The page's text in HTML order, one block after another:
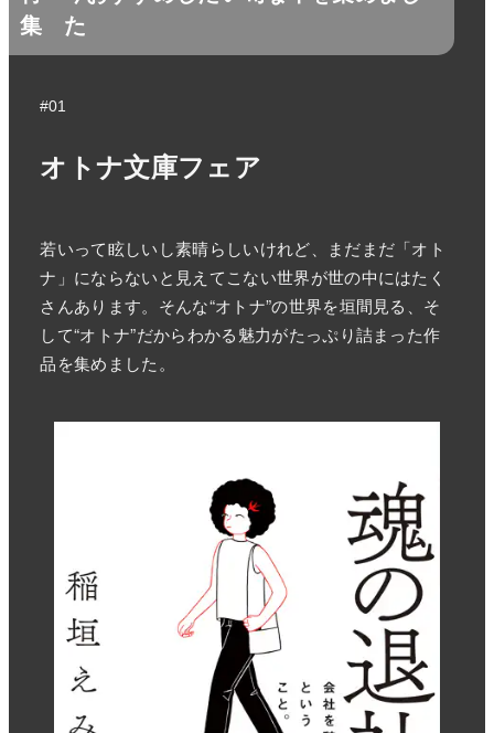
集
た
#01
オトナ文庫フェア
若いって眩しいし素晴らしいけれど、まだまだ「オト
ナ」にならないと見えてこない世界が世の中にはたく
さんあります。そんな“オトナ”の世界を垣間見る、そ
して“オトナ”だからわかる魅力がたっぷり詰まった作
品を集めました。